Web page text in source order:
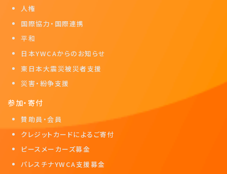
人権
国際協力・国際連携
平和
日本YWCAからのお知らせ
東日本大震災被災者支援
災害・紛争支援
参加・寄付
賛助員・会員
クレジットカードによるご寄付
ピースメーカーズ募金
パレスチナYWCA支援募金